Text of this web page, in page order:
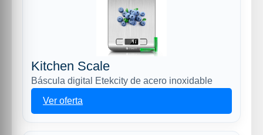
Kitchen Scale
Báscula digital Etekcity de acero inoxidable
Ver oferta